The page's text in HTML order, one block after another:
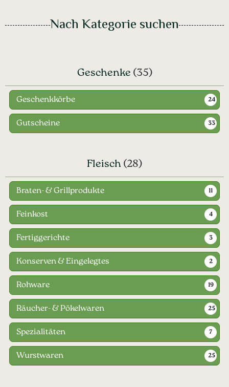
Nach Kategorie suchen
Geschenke (35)
Geschenkkörbe 24
Gutscheine 33
Fleisch (28)
Braten- & Grillprodukte 11
Feinkost 4
Fertiggerichte 3
Konserven & Eingelegtes 2
Rohware 19
Räucher- & Pökelwaren 25
Spezialitäten 7
Wurstwaren 25